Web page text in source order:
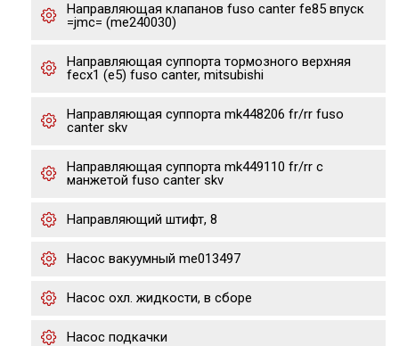
Направляющая клапанов fuso canter fe85 впуск
=jmc= (me240030)
Направляющая суппорта тормозного верхняя
fecx1 (е5) fuso canter, mitsubishi
Направляющая суппорта mk448206 fr/rr fuso
canter skv
Направляющая суппорта mk449110 fr/rr с
манжетой fuso canter skv
Направляющий штифт, 8
Насос вакуумный me013497
Насос охл. жидкости, в сборе
Насос подкачки